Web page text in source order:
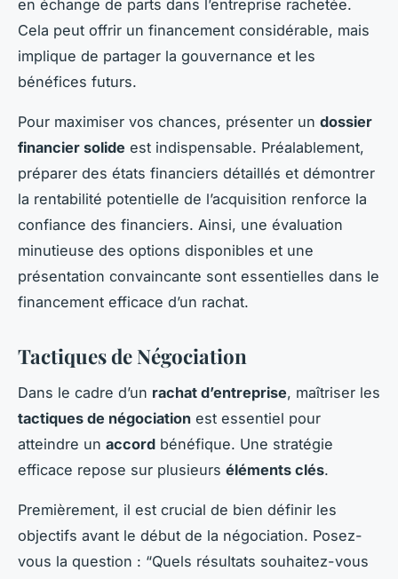
en échange de parts dans l’entreprise rachetée.
Cela peut offrir un financement considérable, mais
implique de partager la gouvernance et les
bénéfices futurs.
Pour maximiser vos chances, présenter un dossier
financier solide est indispensable. Préalablement,
préparer des états financiers détaillés et démontrer
la rentabilité potentielle de l’acquisition renforce la
confiance des financiers. Ainsi, une évaluation
minutieuse des options disponibles et une
présentation convaincante sont essentielles dans le
financement efficace d’un rachat.
Tactiques de Négociation
Dans le cadre d’un rachat d’entreprise, maîtriser les
tactiques de négociation est essentiel pour
atteindre un accord bénéfique. Une stratégie
efficace repose sur plusieurs éléments clés.
Premièrement, il est crucial de bien définir les
objectifs avant le début de la négociation. Posez-
vous la question : “Quels résultats souhaitez-vous